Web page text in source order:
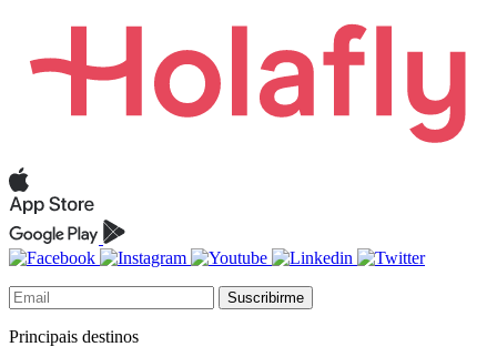
Suscribirme
Principais destinos